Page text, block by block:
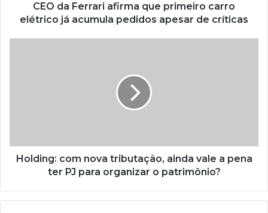
CEO da Ferrari afirma que primeiro carro
elétrico já acumula pedidos apesar de críticas
Holding: com nova tributação, ainda vale a pena
ter PJ para organizar o patrimônio?